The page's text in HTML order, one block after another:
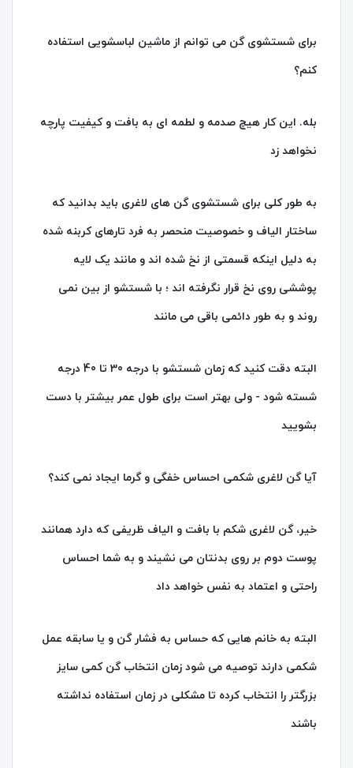
برای شستشوی گن می توانم از ماشین لباسشویی استفاده
کنم؟
بله. این کار هیچ صدمه و لطمه ای به بافت و کیفیت پارچه
نخواهد زد
به طور کلی برای شستشوی گن های لاغری باید بدانید که
ساختار الیاف و خصوصیت منحصر به فرد تارهای کربنه شده
به دلیل اینکه قسمتی از نخ شده اند و مانند یک لایه
پوششی روی نخ قرار نگرفته اند ؛ با شستشو از بین نمی
روند و به طور دائمی باقی می مانند
البته دقت کنید که زمان شستشو با درجه 30 تا 40 درجه
شسته شود - ولی بهتر است برای طول عمر بیشتر با دست
بشویید
آیا گن لاغری شکمی احساس خفگی و گرما ایجاد نمی کند؟
خیر، گن لاغری شکم با بافت و الیاف ظریفی که دارد همانند
پوست دوم بر روی بدنتان می نشیند و به شما احساس
راحتی و اعتماد به نفس خواهد داد
البته به خانم هایی که حساس به فشار گن و یا سابقه عمل
شکمی دارند توصیه می شود زمان انتخاب گن کمی سایز
بزرگتر را انتخاب کرده تا مشکلی در زمان استفاده نداشته
باشند